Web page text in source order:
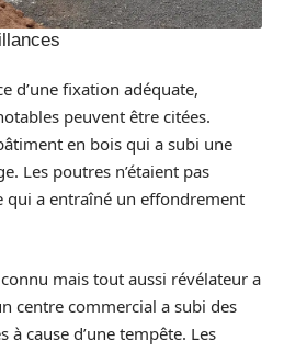
d’une fixation adéquate,
peuvent être citées.
en bois qui a subi une
Les poutres n’étaient pas
qui a entraîné un effondrement
mais tout aussi révélateur a
centre commercial a subi des
cause d’une tempête. Les